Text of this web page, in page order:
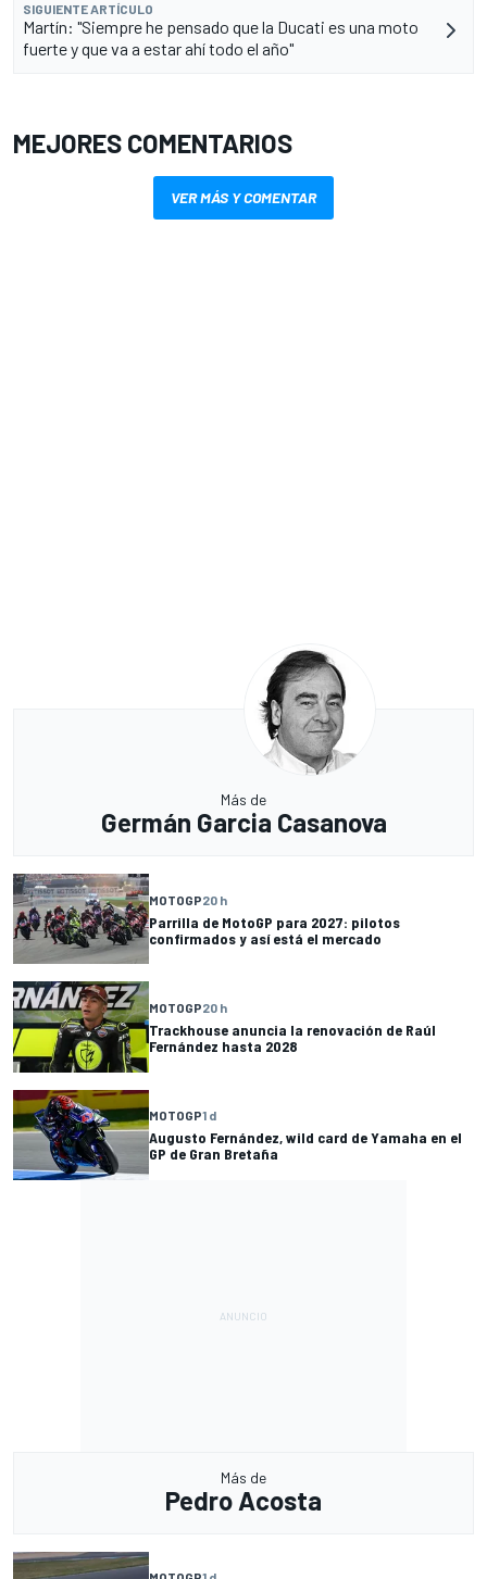
SIGUIENTE ARTÍCULO
Martín: "Siempre he pensado que la Ducati es una moto
fuerte y que va a estar ahí todo el año"
MEJORES COMENTARIOS
VER MÁS Y COMENTAR
Más de
Germán Garcia Casanova
MOTOGP20 h
Parrilla de MotoGP para 2027: pilotos
confirmados y así está el mercado
MOTOGP20 h
Trackhouse anuncia la renovación de Raúl
Fernández hasta 2028
MOTOGP1 d
Augusto Fernández, wild card de Yamaha en el
GP de Gran Bretaña
Más de
Pedro Acosta